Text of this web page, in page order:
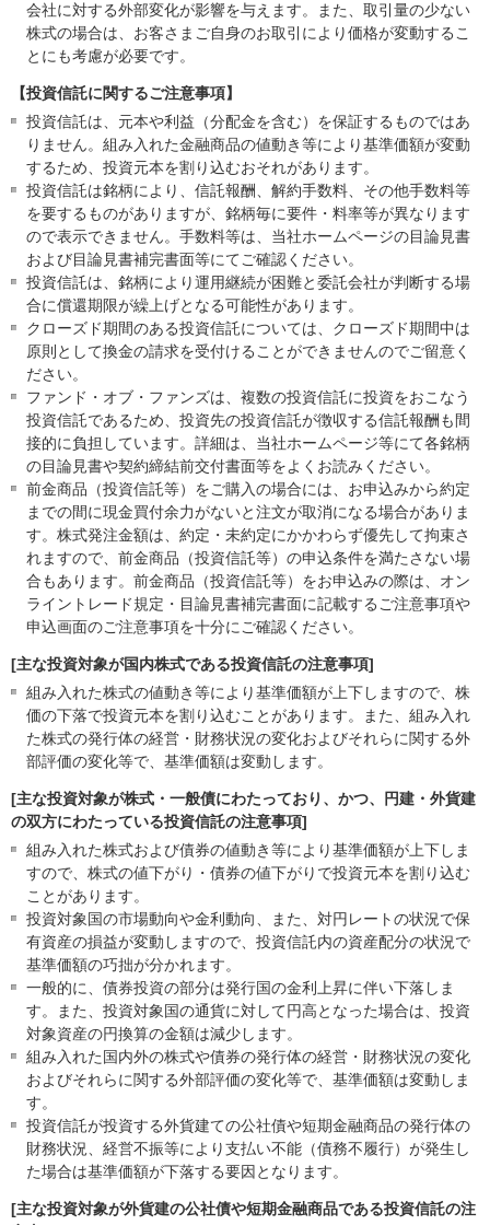
会社に対する外部変化が影響を与えます。また、取引量の少ない
株式の場合は、お客さまご自身のお取引により価格が変動するこ
とにも考慮が必要です。
【投資信託に関するご注意事項】
投資信託は、元本や利益（分配金を含む）を保証するものではあ
りません。組み入れた金融商品の値動き等により基準価額が変動
するため、投資元本を割り込むおそれがあります。
投資信託は銘柄により、信託報酬、解約手数料、その他手数料等
を要するものがありますが、銘柄毎に要件・料率等が異なります
ので表示できません。手数料等は、当社ホームページの目論見書
および目論見書補完書面等にてご確認ください。
投資信託は、銘柄により運用継続が困難と委託会社が判断する場
合に償還期限が繰上げとなる可能性があります。
クローズド期間のある投資信託については、クローズド期間中は
原則として換金の請求を受付けることができませんのでご留意く
ださい。
ファンド・オブ・ファンズは、複数の投資信託に投資をおこなう
投資信託であるため、投資先の投資信託が徴収する信託報酬も間
接的に負担しています。詳細は、当社ホームページ等にて各銘柄
の目論見書や契約締結前交付書面等をよくお読みください。
前金商品（投資信託等）をご購入の場合には、お申込みから約定
までの間に現金買付余力がないと注文が取消になる場合がありま
す。株式発注金額は、約定・未約定にかかわらず優先して拘束さ
れますので、前金商品（投資信託等）の申込条件を満たさない場
合もあります。前金商品（投資信託等）をお申込みの際は、オン
ライントレード規定・目論見書補完書面に記載するご注意事項や
申込画面のご注意事項を十分にご確認ください。
[主な投資対象が国内株式である投資信託の注意事項]
組み入れた株式の値動き等により基準価額が上下しますので、株
価の下落で投資元本を割り込むことがあります。また、組み入れ
た株式の発行体の経営・財務状況の変化およびそれらに関する外
部評価の変化等で、基準価額は変動します。
[主な投資対象が株式・一般債にわたっており、かつ、円建・外貨建
の双方にわたっている投資信託の注意事項]
組み入れた株式および債券の値動き等により基準価額が上下しま
すので、株式の値下がり・債券の値下がりで投資元本を割り込む
ことがあります。
投資対象国の市場動向や金利動向、また、対円レートの状況で保
有資産の損益が変動しますので、投資信託内の資産配分の状況で
基準価額の巧拙が分かれます。
一般的に、債券投資の部分は発行国の金利上昇に伴い下落しま
す。また、投資対象国の通貨に対して円高となった場合は、投資
対象資産の円換算の金額は減少します。
組み入れた国内外の株式や債券の発行体の経営・財務状況の変化
およびそれらに関する外部評価の変化等で、基準価額は変動しま
す。
投資信託が投資する外貨建ての公社債や短期金融商品の発行体の
財務状況、経営不振等により支払い不能（債務不履行）が発生し
た場合は基準価額が下落する要因となります。
[主な投資対象が外貨建の公社債や短期金融商品である投資信託の注